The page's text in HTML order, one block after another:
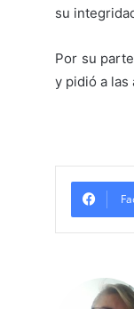
su
Por su
y pidió a las